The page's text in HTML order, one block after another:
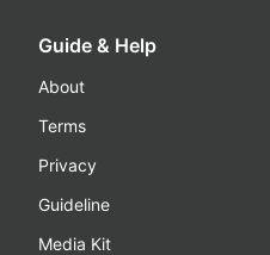
Guide & Help
About
Terms
Privacy
Guideline
Media Kit